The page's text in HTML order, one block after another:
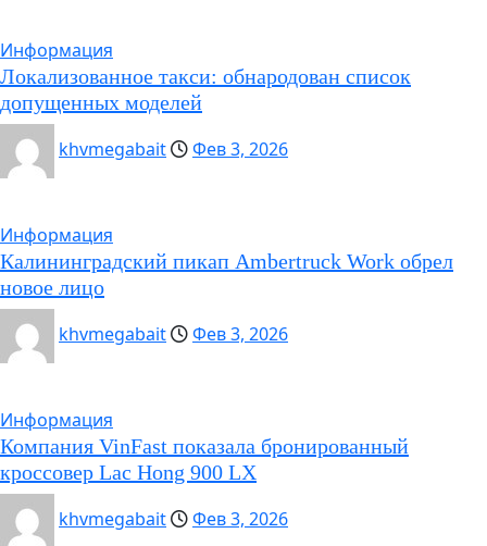
Информация
Локализованное такси: обнародован список
допущенных моделей
khvmegabait
Фев 3, 2026
Информация
Калининградский пикап Ambertruck Work обрел
новое лицо
khvmegabait
Фев 3, 2026
Информация
Компания VinFast показала бронированный
кроссовер Lac Hong 900 LX
khvmegabait
Фев 3, 2026